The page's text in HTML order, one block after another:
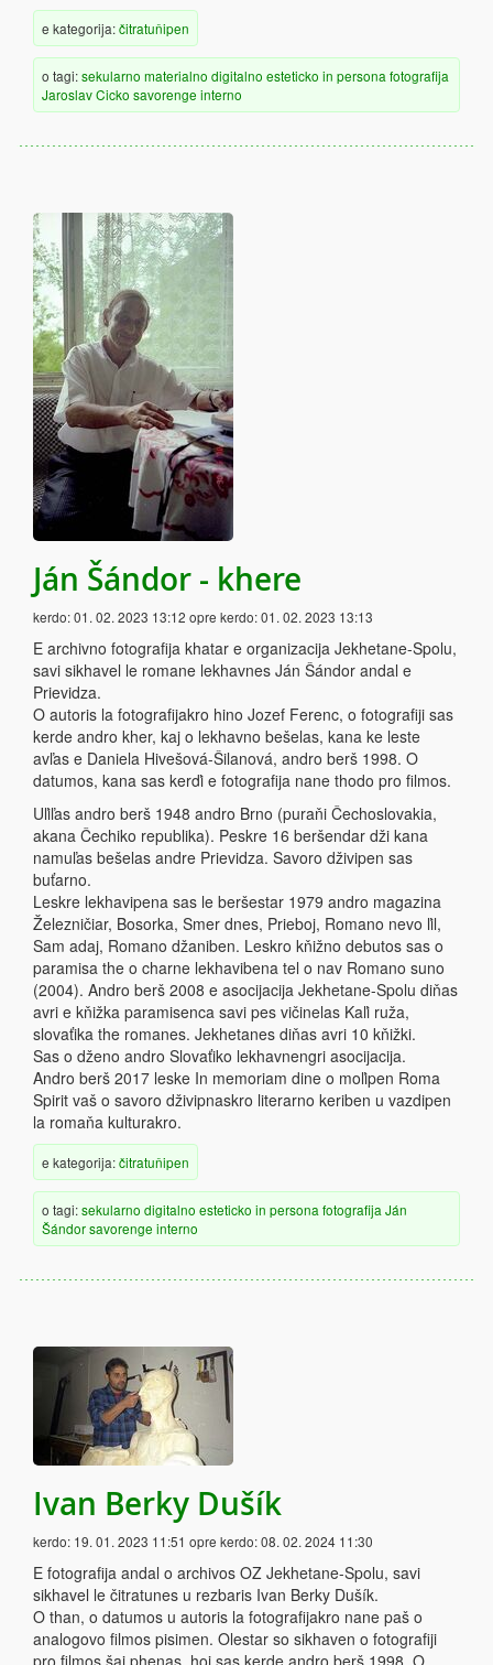
e kategorija:čitratuňipen
o tagi:sekularno materialno digitalno esteticko in persona fotografija
Jaroslav Cicko savorenge interno
Ján Šándor - khere
kerdo:01. 02. 2023 13:12 opre kerdo:01. 02. 2023 13:13
E archivno fotografija khatar e organizacija Jekhetane-Spolu,
savi sikhavel le romane lekhavnes Ján Šándor andal e
Prievidza.
O autoris la fotografijakro hino Jozef Ferenc, o fotografiji sas
kerde andro kher, kaj o lekhavno bešelas, kana ke leste
avľas e Daniela Hivešová-Šilanová, andro berš 1998. O
datumos, kana sas kerďi e fotografija nane thodo pro filmos.
Uľiľas andro berš 1948 andro Brno (puraňi Čechoslovakia,
akana Čechiko republika). Peskre 16 beršendar dži kana
namuľas bešelas andre Prievidza. Savoro dživipen sas
buťarno.
Leskre lekhavipena sas le beršestar 1979 andro magazina
Železničiar, Bosorka, Smer dnes, Prieboj, Romano nevo ľil,
Sam adaj, Romano džaniben. Leskro kňižno debutos sas o
paramisa the o charne lekhavibena tel o nav Romano suno
(2004). Andro berš 2008 e asocijacija Jekhetane-Spolu diňas
avri e kňižka paramisenca savi pes vičinelas Kaľi ruža,
slovaťika the romanes. Jekhetanes diňas avri 10 kňižki.
Sas o dženo andro Slovaťiko lekhavnengri asocijacija.
Andro berš 2017 leske In memoriam dine o moľipen Roma
Spirit vaš o savoro dživipnaskro literarno keriben u vazdipen
la romaňa kulturakro.
e kategorija:čitratuňipen
o tagi:sekularno digitalno esteticko in persona fotografija Ján
Šándorsavorenge interno
Ivan Berky Dušík
kerdo: 19. 01. 2023 11:51 opre kerdo:08. 02. 2024 11:30
E fotografija andal o archivos OZ Jekhetane-Spolu, savi
sikhavel le čitratunes u rezbaris Ivan Berky Dušík.
O than, o datumos u autoris la fotografijakro nane paš o
analogovo filmos pisimen. Olestar so sikhaven o fotografiji
pro filmos šaj phenas, hoj sas kerde andro berš 1998. O